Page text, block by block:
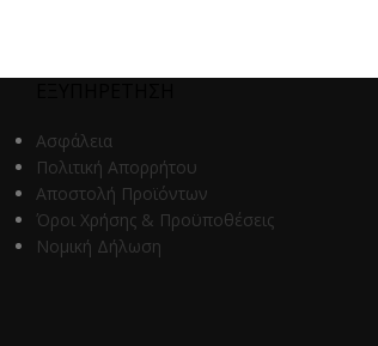
Ασφάλεια
Πολιτική Απορρήτου
Αποστολή Προϊόντων
Όροι Χρήσης & Προϋποθέσεις
Νομική Δήλωση